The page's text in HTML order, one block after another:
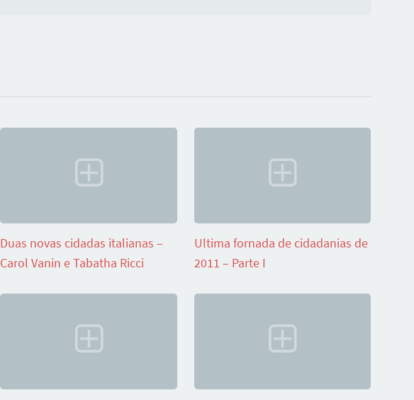
Duas novas cidadas italianas –
Carol Vanin e Tabatha Ricci
Ultima fornada de cidadanias de
2011 – Parte I